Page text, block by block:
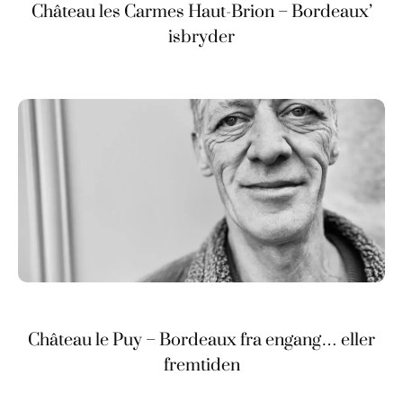
Château les Carmes Haut-Brion – Bordeaux’
isbryder
Château le Puy – Bordeaux fra engang… eller
fremtiden